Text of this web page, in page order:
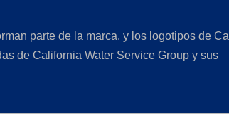
parte de la marca, y los logotipos de Cal
de California Water Service Group y sus